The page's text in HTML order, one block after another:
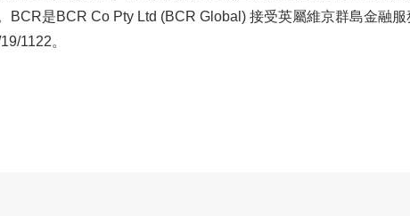
BCR是BCR Co Pty Ltd (BCR Global) 接受英屬維京群島金融服
1122。